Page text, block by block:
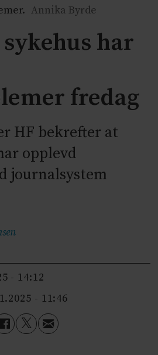
Annika Byrde
har
fredag
HF bekrefter at
opplevd
journalsystem
- 14:12
- 11:46